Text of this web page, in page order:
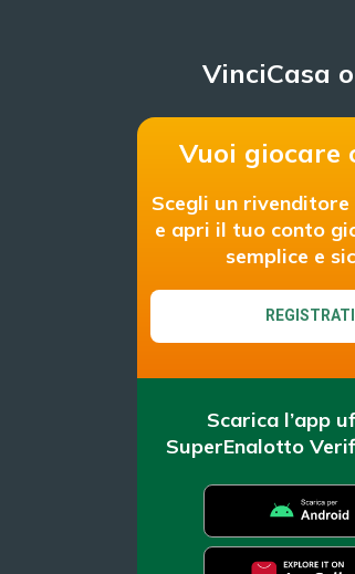
VinciCasa
Vuoi giocare
Scegli un
e apri il tuo conto
semplice e
REGISTRATI
Scarica l’app
SuperEnalotto